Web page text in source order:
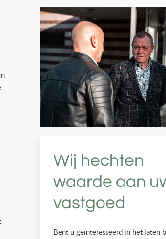
Wij hechten
waarde aan
vastgoed
Bent u geïnteresseerd in het laten